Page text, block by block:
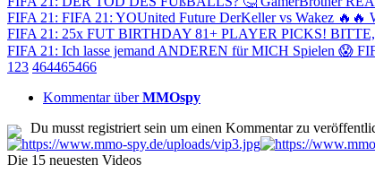
FIFA 21: FIFA 21: YOUnited Future DerKeller vs Wakez
FIFA 21: 25x FUT BIRTHDAY 81+ PLAYER PICKS!
FIFA 21: Ich lasse jemand ANDEREN für MICH Spielen 😱
1 23 464465466
Kommentar überMMOspy
Du musst registriert sein um einen Kommentar zu
Die 15 neuesten Videos